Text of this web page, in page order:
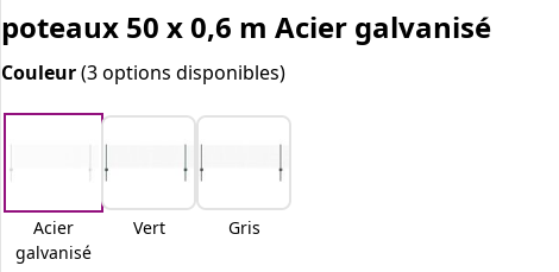
poteaux 50 x 0,6 m Acier galvanisé
Couleur(3 options disponibles)
Acier
galvanisé
Vert Gris